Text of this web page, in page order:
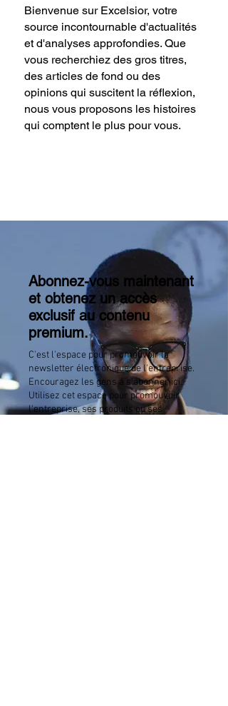
Bienvenue sur Excelsior, votre
source incontournable d'actualités
et d'analyses approfondies. Que
vous recherchiez des gros titres,
des articles de fond ou des
opinions qui suscitent la réflexion,
nous vous proposons les histoires
qui comptent le plus pour vous.
Abonnez-vous maintenant
et obtenez un accès
exclusif au contenu
premium.
C'est l'espace pour promouvoir la
newsletter électronique de l'entreprise.
Encouragez les gens à s'abonner ici.
Utilisez cet espace pour promouvoir
l'entreprise, ses produits ou ses